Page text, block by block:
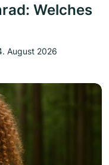
Welches
August 2026